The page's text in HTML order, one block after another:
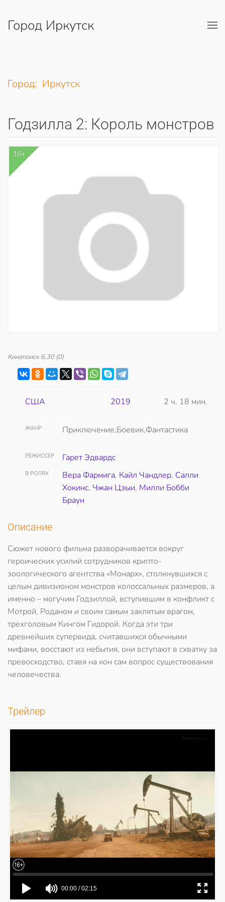
Перейти к содержимому
Город Иркутск
Город: Иркутск
Годзилла 2: Король монстров
16+
Кинопоиск 6.30(0)
США 2019 2 ч. 18 мин.
ЖАНР Приключение,Боевик,Фантастика
РЕЖИССЕР Гарет Эдвардс
В РОЛЯХ Вера Фармига, Кайл Чандлер, Салли
Хокинс, Чжан Цзыи, Милли Бобби
Браун
Описание
Сюжет нового фильма разворачивается вокруг
героических усилий сотрудников крипто-
зоологического агентства «Монарх», столкнувшихся с
целым дивизионом монстров колоссальных размеров, а
именно – могучим Годзиллой, вступившим в конфликт с
Мотрой, Роданом и своим самым заклятым врагом,
трехголовым Кингом Гидорой. Когда эти три
древнейших супервида, считавшихся обычными
мифами, восстают из небытия, они вступают в схватку за
превосходство, ставя на кон сам вопрос существования
человечества.
Трейлер